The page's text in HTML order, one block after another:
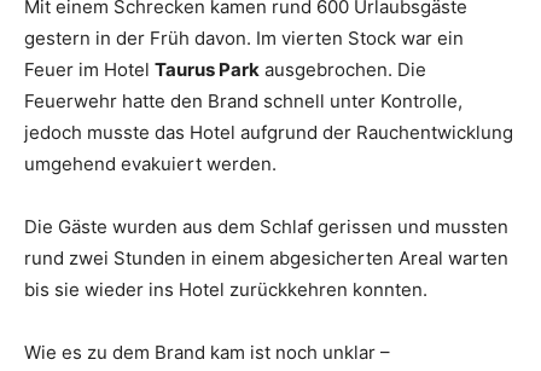
Mit einem Schrecken kamen rund 600 Urlaubsgäste
gestern in der Früh davon. Im vierten Stock war ein
Feuer im Hotel Taurus Park ausgebrochen. Die
Feuerwehr hatte den Brand schnell unter Kontrolle,
jedoch musste das Hotel aufgrund der Rauchentwicklung
umgehend evakuiert werden.
Die Gäste wurden aus dem Schlaf gerissen und mussten
rund zwei Stunden in einem abgesicherten Areal warten
bis sie wieder ins Hotel zurückkehren konnten.
Wie es zu dem Brand kam ist noch unklar –